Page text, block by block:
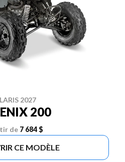
2027
200
de 7 684 $
CE MODÈLE